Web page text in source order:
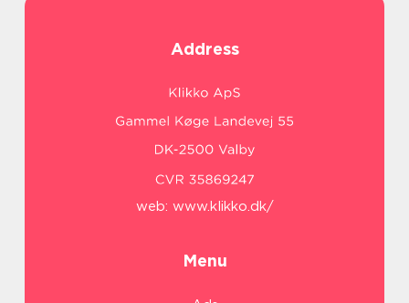
Address
web: www.klikko.dk/
Menu